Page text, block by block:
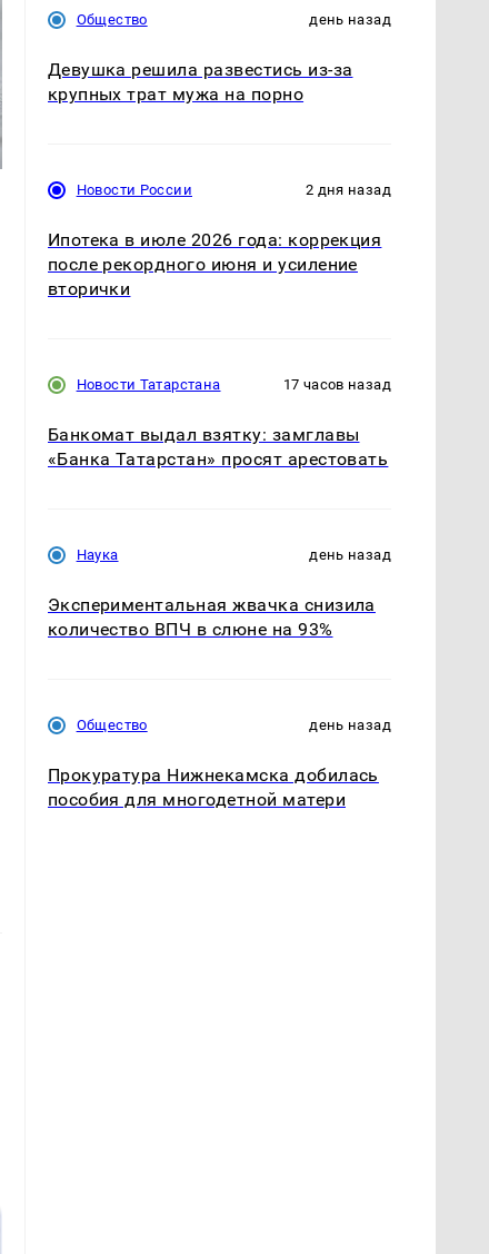
Общество день назад
Девушка решила развестись из-за
крупных трат мужа на порно
Новости России 2 дня назад
Ипотека в июле 2026 года: коррекция
после рекордного июня и усиление
вторички
Новости Татарстана 17 часов назад
Банкомат выдал взятку: замглавы
«Банка Татарстан» просят арестовать
Наука день назад
Экспериментальная жвачка снизила
количество ВПЧ в слюне на 93%
Общество день назад
Прокуратура Нижнекамска добилась
пособия для многодетной матери